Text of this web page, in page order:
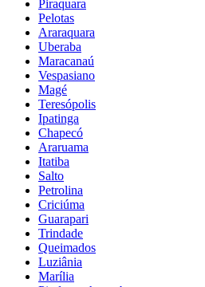
Piraquara
Pelotas
Araraquara
Uberaba
Maracanaú
Vespasiano
Magé
Teresópolis
Ipatinga
Chapecó
Araruama
Itatiba
Salto
Petrolina
Criciúma
Guarapari
Trindade
Queimados
Luziânia
Marília